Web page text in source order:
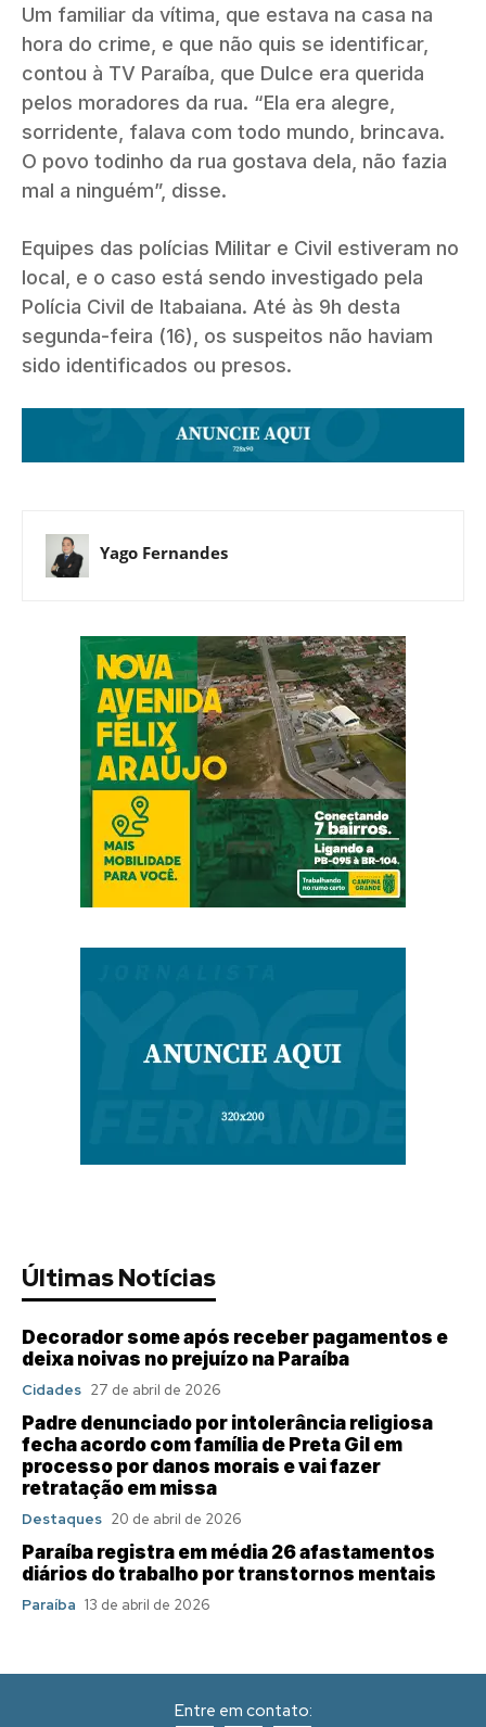
Um familiar da vítima, que estava na casa na
hora do crime, e que não quis se identificar,
contou à TV Paraíba, que Dulce era querida
pelos moradores da rua. “Ela era alegre,
sorridente, falava com todo mundo, brincava.
O povo todinho da rua gostava dela, não fazia
mal a ninguém”, disse.
Equipes das polícias Militar e Civil estiveram no
local, e o caso está sendo investigado pela
Polícia Civil de Itabaiana. Até às 9h desta
segunda-feira (16), os suspeitos não haviam
sido identificados ou presos.
Yago Fernandes
Últimas Notícias
Decorador some após receber pagamentos e
deixa noivas no prejuízo na Paraíba
Cidades 27 de abril de 2026
Padre denunciado por intolerância religiosa
fecha acordo com família de Preta Gil em
processo por danos morais e vai fazer
retratação em missa
Destaques 20 de abril de 2026
Paraíba registra em média 26 afastamentos
diários do trabalho por transtornos mentais
Paraíba 13 de abril de 2026
Entre em contato: